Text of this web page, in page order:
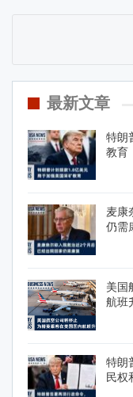
最新文章
特朗
教育
麦康
仍需
美国
航班
特朗
民权